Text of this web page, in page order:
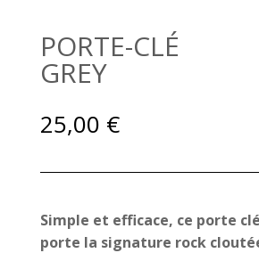
PORTE-CLÉ
GREY
25,00 €
Simple et efficace, ce porte
porte la signature rock